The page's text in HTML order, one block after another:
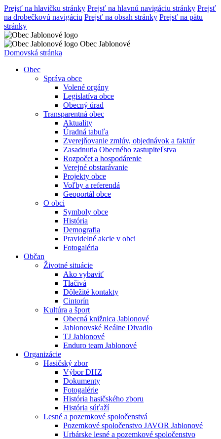
Prejsť na hlavičku stránky Prejsť na hlavnú navigáciu stránky Prejsť
na drobečkovú navigáciu Prejsť na obsah stránky Prejsť na pätu
stránky
Obec Jablonové
Domovská stránka
Obec
Správa obce
Volené orgány
Legislatíva obce
Obecný úrad
Transparentná obec
Aktuality
Úradná tabuľa
Zverejňovanie zmlúv, objednávok a faktúr
Zasadnutia Obecného zastupiteľstva
Rozpočet a hospodárenie
Verejné obstarávanie
Projekty obce
Voľby a referendá
Geoportál obce
O obci
Symboly obce
História
Demografia
Pravidelné akcie v obci
Fotogaléria
Občan
Životné situácie
Ako vybaviť
Tlačivá
Dôležité kontakty
Cintorín
Kultúra a šport
Obecná knižnica Jablonové
Jablonovské Reálne Divadlo
TJ Jablonové
Enduro team Jablonové
Organizácie
Hasičský zbor
Výbor DHZ
Dokumenty
Fotogalérie
História hasičského zboru
História súťaží
Lesné a pozemkové spoločenstvá
Pozemkové spoločenstvo JAVOR Jablonové
Urbárske lesné a pozemkové spoločenstvo